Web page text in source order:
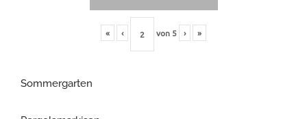
« ‹ von 5 › »
Sommergarten